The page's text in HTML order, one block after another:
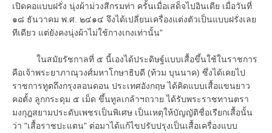
เปิดคอแบบฝรั่ง นุ่งผ้าม่วงสีกรมท่า ครั้นเมื่อเสด็จไปอินเดีย เมื่อวันที่
๑๘ ธันวาคม พ.ศ. ๒๔๑๔ จึงได้เปลี่ยนเครื่องแต่งตัวเป็นแบบฝรั่งเลย
ทีเดียว แต่ยังคงนุ่งผ้าไม่ใช้กางเกงเท่านั้น"
ในสมัยรัชกาลที่ ๕ นี้เองได้ประดิษฐ์แบบเสื้อขึ้นใช้ในราชการ
คือเจ้าพระยาภาณุวงศ์มหาโกษาธิบดี (ท้วม บุนนาค) ซึ่งได้เคยไป
ราชการทูตถึงกรุงลอนดอน ประเทศอังกฤษ ได้คิดแบบเสื้อแขนยาว
คอตั้ง ลูกกระดุม ๕ เม็ด ขึ้นทูลเกล้าฯถวาย ได้รับพระราชทานตรา
มงกุฎสยามประดับเพชรเป็นพิเศษ เป็นเหตุให้บัญญัติชื่อเรียกเสื้อนั้น
ว่า "เสื้อราชปะแตน" ต่อมาได้แก้ไขปรับปรุงเป็นเสื้อเครื่องแบบ